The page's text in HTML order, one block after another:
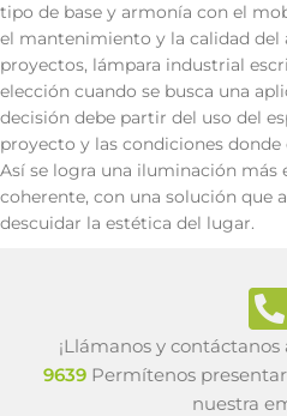
tipo de base y armonía con el
el mantenimiento y la calidad del
proyectos, lámpara industrial
elección cuando se busca una
decisión debe partir del uso del
proyecto y las condiciones
Así se logra una iluminación más
coherente, con una solución que
descuidar la estética del lugar.
¡Llámanos y
9639Permítenos
nuestra